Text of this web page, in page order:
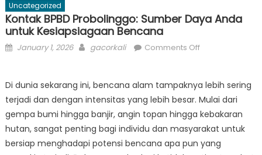
Uncategorized
Kontak BPBD Probolinggo: Sumber Daya Anda
untuk Kesiapsiagaan Bencana
Posted
January 1, 2026 Author
gacorkali Comments Offon
Probolinggo:
Sumber
Daya
Anda
untuk
Di dunia sekarang ini, bencana alam tampaknya lebih sering
terjadi dan dengan intensitas yang lebih besar. Mulai dari
gempa bumi hingga banjir, angin topan hingga kebakaran
hutan, sangat penting bagi individu dan masyarakat untuk
bersiap menghadapi potensi bencana apa pun yang